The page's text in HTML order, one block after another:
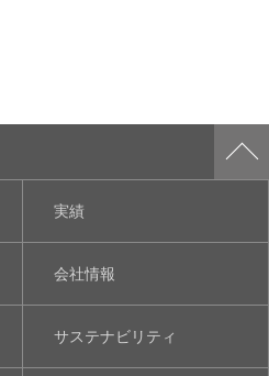
実績
会社情報
サステナビリティ